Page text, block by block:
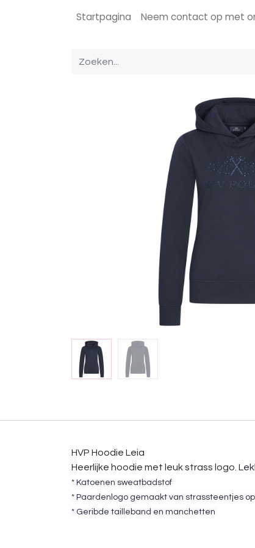
Startpagina Neem contact op met
HVP Hoodie Leia
Heerlijke hoodie met leuk strass logo.
* Katoenen sweatbadstof
* Paardenlogo gemaakt van strassteentjes
* Geribde tailleband en manchetten